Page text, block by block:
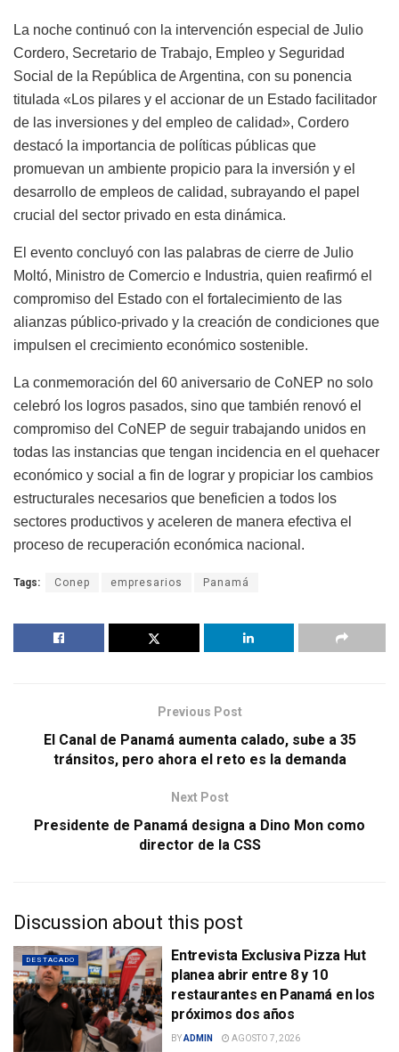
La noche continuó con la intervención especial de Julio
Cordero, Secretario de Trabajo, Empleo y Seguridad
Social de la República de Argentina, con su ponencia
titulada «Los pilares y el accionar de un Estado facilitador
de las inversiones y del empleo de calidad», Cordero
destacó la importancia de políticas públicas que
promuevan un ambiente propicio para la inversión y el
desarrollo de empleos de calidad, subrayando el papel
crucial del sector privado en esta dinámica.
El evento concluyó con las palabras de cierre de Julio
Moltó, Ministro de Comercio e Industria, quien reafirmó el
compromiso del Estado con el fortalecimiento de las
alianzas público-privado y la creación de condiciones que
impulsen el crecimiento económico sostenible.
La conmemoración del 60 aniversario de CoNEP no solo
celebró los logros pasados, sino que también renovó el
compromiso del CoNEP de seguir trabajando unidos en
todas las instancias que tengan incidencia en el quehacer
económico y social a fin de lograr y propiciar los cambios
estructurales necesarios que beneficien a todos los
sectores productivos y aceleren de manera efectiva el
proceso de recuperación económica nacional.
Tags: Conep empresarios Panamá
Previous Post
El Canal de Panamá aumenta calado, sube a 35
tránsitos, pero ahora el reto es la demanda
Next Post
Presidente de Panamá designa a Dino Mon como
director de la CSS
Discussion about this post
DESTACADO
Entrevista Exclusiva Pizza Hut
planea abrir entre 8 y 10
restaurantes en Panamá en los
próximos dos años
BYADMIN AGOSTO 7, 2026